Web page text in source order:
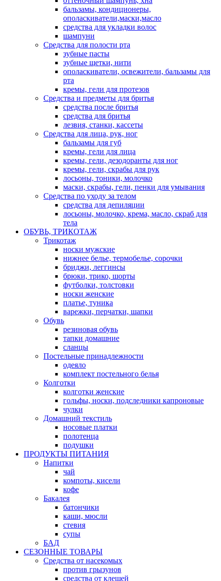
бальзамы, кондиционеры,
ополаскиватели,маски,масло
средства для укладки волос
шампуни
Средства для полости рта
зубные пасты
зубные щетки, нити
ополаскиватели, освежители, бальзамы для
рта
кремы, гели для протезов
Средства и предметы для бритья
средства после бритья
средства для бритья
лезвия, станки, кассеты
Средства для лица, рук, ног
бальзамы для губ
кремы, гели для лица
кремы, гели, дезодоранты для ног
кремы, гели, скрабы для рук
лосьоны, тоники, молочко
маски, скрабы, гели, пенки для умывания
Средства по уходу за телом
средства для депиляции
лосьоны, молочко, крема, масло, скраб для
тела
ОБУВЬ, ТРИКОТАЖ
Трикотаж
носки мужские
нижнее белье, термобелье, сорочки
бриджи, леггинсы
брюки, трико, шорты
футболки, толстовки
носки женские
платье, туника
варежки, перчатки, шапки
Обувь
резиновая обувь
тапки домашние
сланцы
Постельные принадлежности
одеяло
комплект постельного белья
Колготки
колготки женские
гольфы, носки, подследники капроновые
чулки
Домашний текстиль
носовые платки
полотенца
подушки
ПРОДУКТЫ ПИТАНИЯ
Напитки
чай
компоты, кисели
кофе
Бакалея
батончики
каши, мюсли
стевия
супы
БАД
СЕЗОННЫЕ ТОВАРЫ
Средства от насекомых
против грызунов
средства от клещей